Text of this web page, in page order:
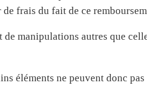
frais du fait de ce
manipulations autres que
éléments ne peuvent donc